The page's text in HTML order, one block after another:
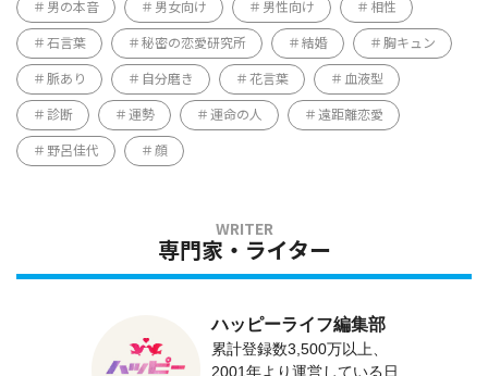
男の本音 男女向け 男性向け 相性
石言葉 秘密の恋愛研究所 結婚 胸キュン
脈あり 自分磨き 花言葉 血液型
診断 運勢 運命の人 遠距離恋愛
野呂佳代 顔
専門家・ライター
ハッピーライフ編集部
累計登録数3,500万以上、
2001年より運営している日